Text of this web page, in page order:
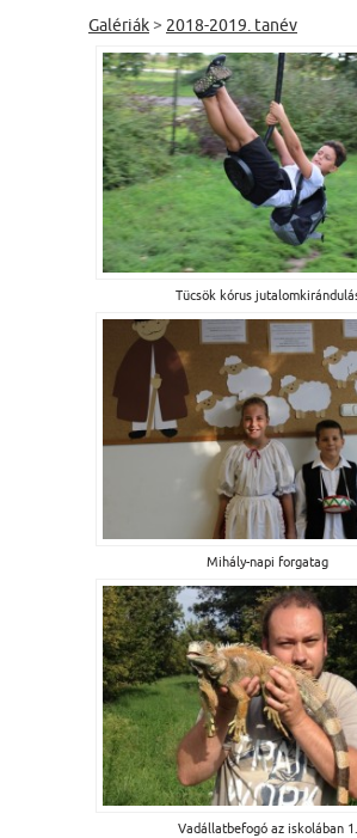
Galériák > 2018-2019. tanév
Tücsök kórus
Mihály-napi forgatag
Vadállatbefogó az iskolában 1.